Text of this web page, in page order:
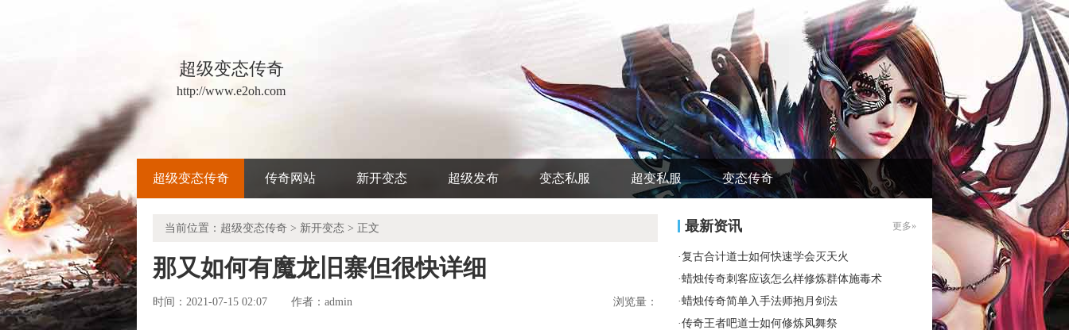
超级变态传奇
http://www.e2oh.com
超级变态传奇 传奇网站 新开变态 超级发布 变态私服 超变私服 变态传奇
当前位置： 超级变态传奇 > 新开变态 > 正文
那又如何有魔龙旧寨但很快详细
时间：2021-07-15 02:07 作者： admin 浏览量：
最新资讯 更多»
·复古合计道士如何快速学会灭天火
·蜡烛传奇刺客应该怎么样修炼群体施毒术
·蜡烛传奇简单入手法师抱月剑法
·传奇王者吧道士如何修炼凤舞祭